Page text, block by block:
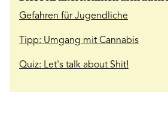
Gefahren für Jugendliche
Tipp: Umgang mit Cannabis
Quiz: Let's talk about Shit!